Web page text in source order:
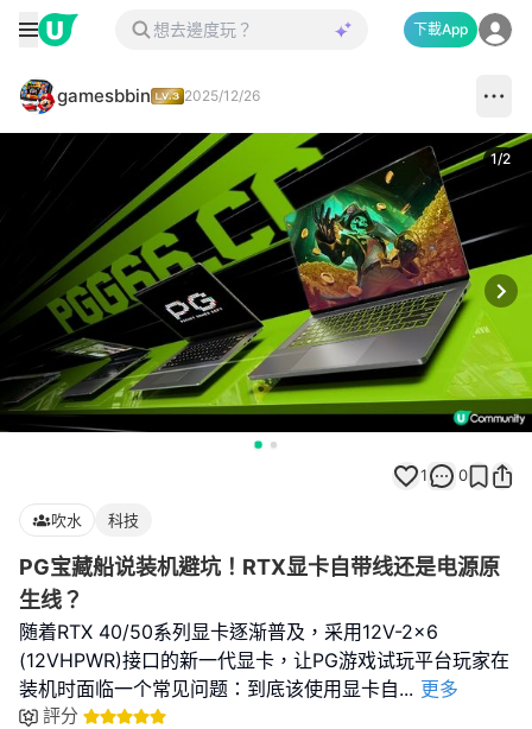
下載App
gamesbbin 2025/12/26
1/2
1 0
吹水 科技
PG宝藏船说装机避坑！RTX显卡自带线还是电源原
生线？
随着RTX 40/50系列显卡逐渐普及，采用12V-2x6
(12VHPWR)接口的新一代显卡，让PG游戏试玩平台玩家在
装机时面临一个常见问题：到底该使用显卡自... 更多
評分